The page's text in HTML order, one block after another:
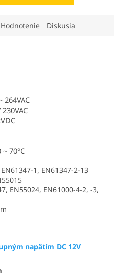
Hodnotenie Diskusia
264VAC
~ 70°C
EN61347-1, EN61347-2-13
EN55024, EN61000-4-2, -3,
napätím DC 12V